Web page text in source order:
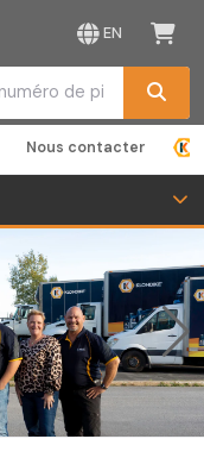
EN
Nous contacter